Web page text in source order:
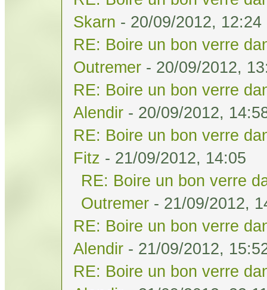
Skarn - 20/09/2012, 12:24
RE: Boire un bon verre
Outremer - 20/09/2012,
RE: Boire un bon verre
Alendir - 20/09/2012,
RE: Boire un bon verre
Fitz - 21/09/2012, 14:05
RE: Boire un bon verre
Outremer - 21/09/2012,
RE: Boire un bon verre
Alendir - 21/09/2012,
RE: Boire un bon verre